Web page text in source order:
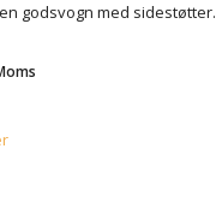
godsvogn med sidestøtter.